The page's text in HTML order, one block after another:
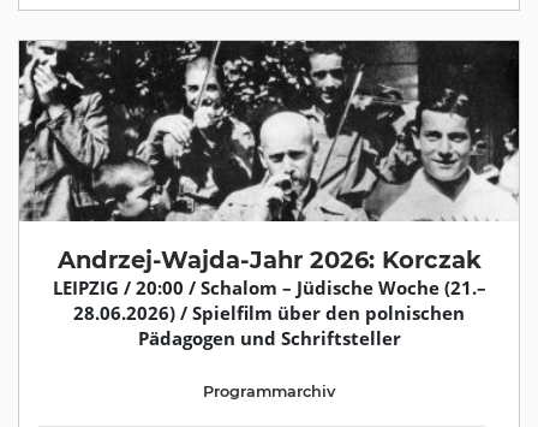
Andrzej-Wajda-Jahr 2026: Korczak
LEIPZIG / 20:00 / Schalom – Jüdische Woche (21.–
28.06.2026) / Spielfilm über den polnischen
Pädagogen und Schriftsteller
Programmarchiv